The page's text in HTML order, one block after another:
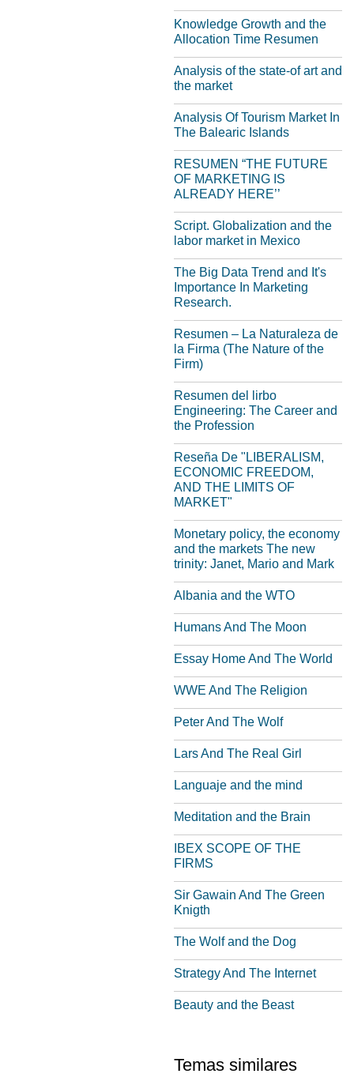
Knowledge Growth and the
Allocation Time Resumen
Analysis of the state-of art and
the market
Analysis Of Tourism Market In
The Balearic Islands
RESUMEN “THE FUTURE
OF MARKETING IS
ALREADY HERE’’
Script. Globalization and the
labor market in Mexico
The Big Data Trend and It's
Importance In Marketing
Research.
Resumen – La Naturaleza de
la Firma (The Nature of the
Firm)
Resumen del lirbo
Engineering: The Career and
the Profession
Reseña De "LIBERALISM,
ECONOMIC FREEDOM,
AND THE LIMITS OF
MARKET"
Monetary policy, the economy
and the markets The new
trinity: Janet, Mario and Mark
Albania and the WTO
Humans And The Moon
Essay Home And The World
WWE And The Religion
Peter And The Wolf
Lars And The Real Girl
Languaje and the mind
Meditation and the Brain
IBEX SCOPE OF THE
FIRMS
Sir Gawain And The Green
Knigth
The Wolf and the Dog
Strategy And The Internet
Beauty and the Beast
Temas similares